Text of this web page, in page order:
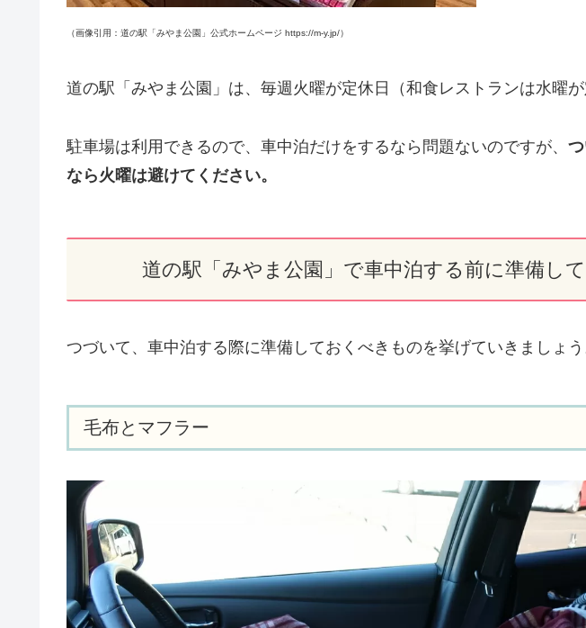
（画像引用：道の駅「みやま公園」公式ホームページ https://m-y.jp/）
道の駅「みやま公園」は、毎週火曜が定休日（和食レストランは水曜が
駐車場は利用できるので、車中泊だけをするなら問題ないのですが、
なら火曜は避けてください。
道の駅「みやま公園」で車中泊する前に準備し
つづいて、車中泊する際に準備しておくべきものを挙げていきましょう
毛布とマフラー